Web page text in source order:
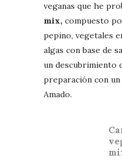
veganas que he
mix, compuesto
pepino, vegetales
algas con base de
un descubrimiento
preparación con
Amado.